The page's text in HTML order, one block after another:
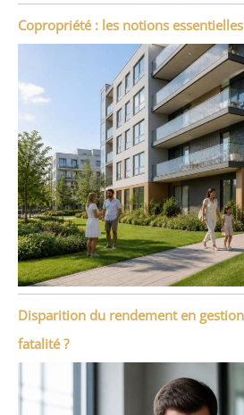
Copropriété : les notions
Disparition du rendement en
fatalité ?